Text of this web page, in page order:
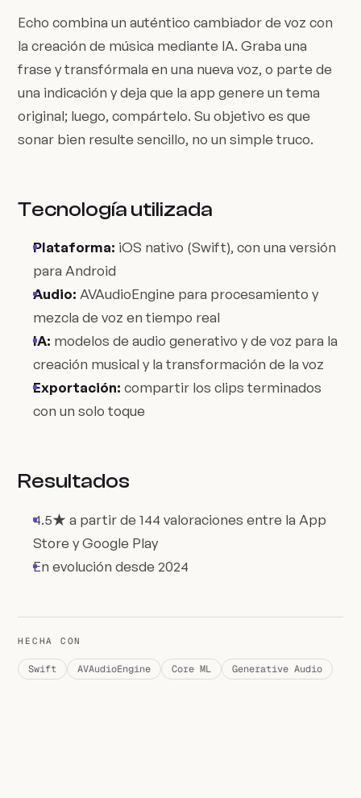
Echo combina un auténtico cambiador de voz con
la creación de música mediante IA. Graba una
frase y transfórmala en una nueva voz, o parte de
una indicación y deja que la app genere un tema
original; luego, compártelo. Su objetivo es que
sonar bien resulte sencillo, no un simple truco.
Tecnología utilizada
Plataforma: iOS nativo (Swift), con una versión
para Android
Audio: AVAudioEngine para procesamiento y
mezcla de voz en tiempo real
IA: modelos de audio generativo y de voz para la
creación musical y la transformación de la voz
Exportación: compartir los clips terminados
con un solo toque
Resultados
4.5★ a partir de 144 valoraciones entre la App
Store y Google Play
En evolución desde 2024
HECHA CON
Swift AVAudioEngine Core ML Generative Audio